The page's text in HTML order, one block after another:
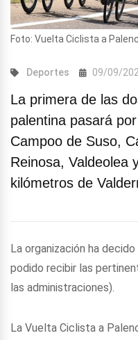
Foto: Vuelta Ciclista a
Deportes 09/09/
La primera de las
palentina pasará
Campoo de Suso,
Reinosa, Valdeolea
kilómetros de
La organización ha
podido recibir las
las administraciones).
La Vuelta Ciclista a